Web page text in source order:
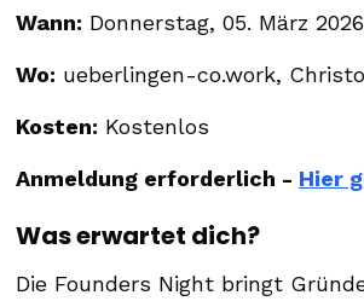
Wann: Donnerstag, 05. März
Wo: ueberlingen-co.work,
Kosten: Kostenlos
Anmeldung erforderlich - Hier
Was erwartet dich?
Die Founders Night bringt